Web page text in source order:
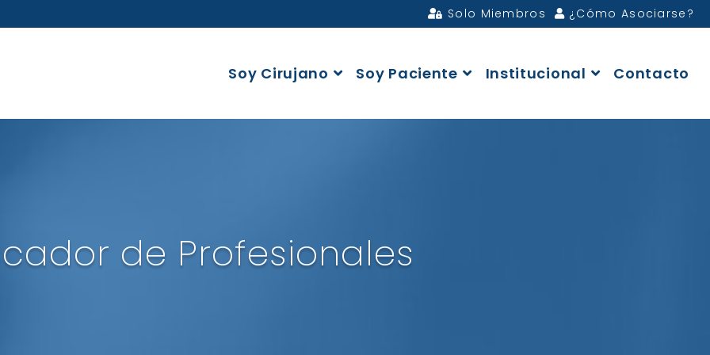
Solo Miembros ¿Cómo Asociarse?
Soy Cirujano Soy Paciente Institucional Contacto
de Profesionales